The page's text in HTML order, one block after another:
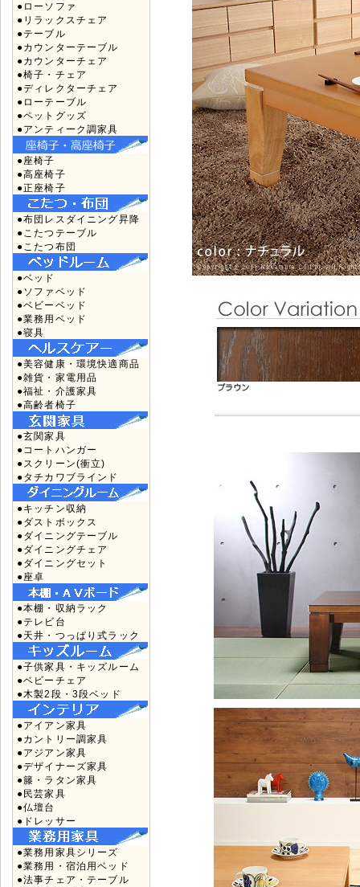
●ローソファ
●リラックスチェア
●テーブル
●カウンターテーブル
●カウンターチェア
●椅子・チェア
●ディレクターチェア
●ローテーブル
●ペットグッズ
●アンティーク調家具
●座椅子
●高座椅子
●正座椅子
●布団レスダイニング昇降
●こたつテーブル
●こたつ布団
●ベッド
●ソファベッド
●ベビーベッド
●業務用ベッド
●寝具
●美容健康・環境快適商品
●雑貨・家電用品
●福祉・介護家具
●高齢者椅子
●玄関家具
●コートハンガー
●スクリーン(衝立)
●タチカワブラインド
●キッチン収納
●ダストボックス
●ダイニングテーブル
●ダイニングチェア
●ダイニングセット
●座卓
●本棚・収納ラック
●テレビ台
●天井・つっぱり式ラック
●子供家具・キッズルーム
●ベビーチェア
●木製2段・3段ベッド
●アイアン家具
●カントリー調家具
●アジアン家具
●デザイナーズ家具
●籐・ラタン家具
●民芸家具
●仏壇台
●ドレッサー
●業務用家具シリーズ
●業務用・宿泊用ベッド
●法事チェア・テーブル